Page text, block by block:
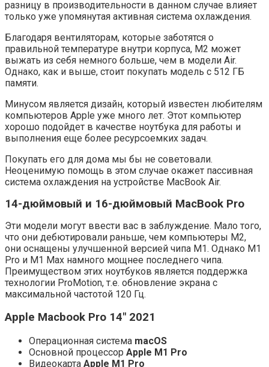
разницу в производительности в данном случае влияет
только уже упомянутая активная система охлаждения.
Благодаря вентиляторам, которые заботятся о
правильной температуре внутри корпуса, M2 может
выжать из себя немного больше, чем в модели Air.
Однако, как и выше, стоит покупать модель с 512 ГБ
памяти.
Минусом является дизайн, который известен любителям
компьютеров Apple уже много лет. Этот компьютер
хорошо подойдет в качестве ноутбука для работы и
выполнения еще более ресурсоемких задач.
Покупать его для дома мы бы не советовали.
Неоценимую помощь в этом случае окажет пассивная
система охлаждения на устройстве MacBook Air.
14-дюймовый и 16-дюймовый MacBook Pro
Эти модели могут ввести вас в заблуждение. Мало того,
что они дебютировали раньше, чем компьютеры M2,
они оснащены улучшенной версией чипа M1. Однако M1
Pro и M1 Max намного мощнее последнего чипа.
Преимуществом этих ноутбуков является поддержка
технологии ProMotion, т.е. обновление экрана с
максимальной частотой 120 Гц.
Apple Macbook Pro 14″ 2021
Операционная система macOS
Основной процессор Apple M1 Pro
Видеокарта Apple M1 Pro